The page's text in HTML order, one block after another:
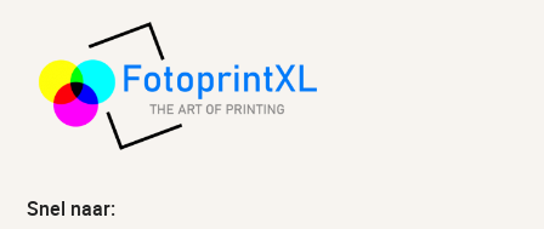
Snel naar: